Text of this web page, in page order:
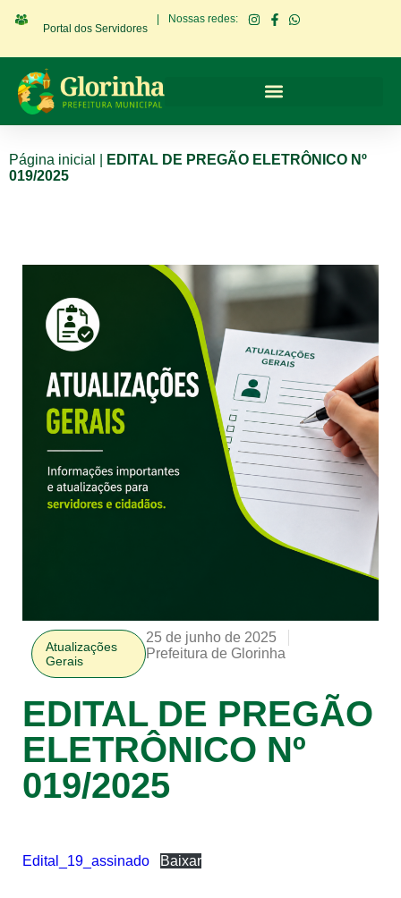
Portal dos Servidores
Nossas redes:
Página inicial
EDITAL DE PREGÃO ELETRÔNICO Nº
019/2025
Atualizações
Gerais
25 de junho de 2025
Prefeitura de Glorinha
EDITAL DE PREGÃO
ELETRÔNICO Nº
019/2025
Edital_19_assinado Baixar